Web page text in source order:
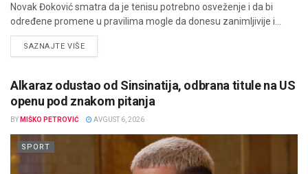
Novak Đoković smatra da je tenisu potrebno osveženje i da bi
određene promene u pravilima mogle da donesu zanimljivije i...
SAZNAJTE VIŠEDETAILS
Alkaraz odustao od Sinsinatija, odbrana titule na US
openu pod znakom pitanja
BY MIŠKO PETROVIĆ AVGUST 6, 2026
SPORT